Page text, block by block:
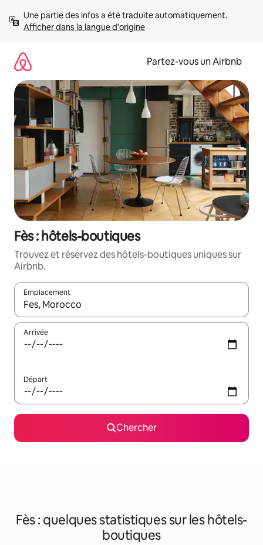
directement
Afficher dans la langue d'origine
Partez-vous un Airbnb
Fès : hôtels-boutiques
Trouvez et réservez des hôtels-boutiques uniques sur
Airbnb.
Emplacement
Quand les résultats sont affichés, parcourez-les en utilisant
Arrivée
Départ
Chercher
Fès : quelques statistiques sur les hôtels-
boutiques